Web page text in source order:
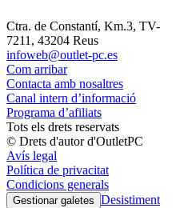
Ctra. de Constantí, Km.3, TV-
7211, 43204 Reus
infoweb@outlet-pc.es
Com arribar
Contacta amb nosaltres
Canal intern d’informació
Programa d’afiliats
Tots els drets reservats
© Drets d'autor d'OutletPC
Avís legal
Política de privacitat
Condicions generals
Gestionar galetes Desistiment